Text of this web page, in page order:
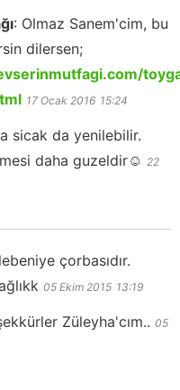
: Olmaz Sanem'cim, bu
dilersen;
17 Ocak 2016 15:24
sicak da yenilebilir.
daha guzeldir☺ 22
çorbasıdır.
05 Ekim 2015 13:19
Züleyha'cım.. 05